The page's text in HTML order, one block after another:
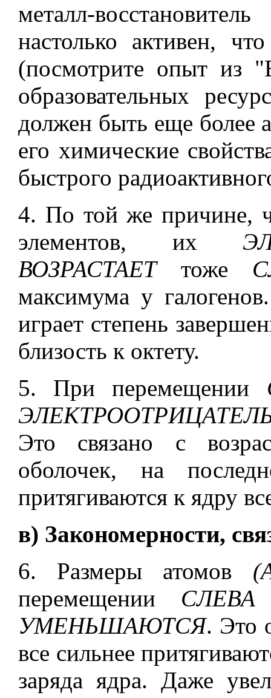
металл-
настолько активен,
(посмотрите опыт из
образовательных
должен быть еще более
его химические
быстрого
4. По той же причине,
элементов, их
ВОЗРАСТАЕТтоже
максимума у
играет степень
близость к октету.
5. При перемещении
Это связано с
оболочек, на
притягиваются к ядру
в) Закономерности,
6. Размеры атомов
перемещении СЛЕВА
УМЕНЬШАЮТСЯ. Это
все сильнее
заряда ядра. Даже